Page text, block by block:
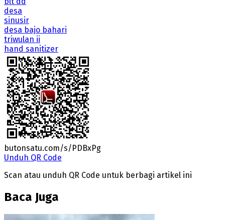
desa
sinusir
desa bajo bahari
triwulan ii
hand sanitizer
butonsatu.com/s/PDBxPg
Unduh QR Code
Scan atau unduh QR Code untuk berbagi artikel ini
Baca Juga